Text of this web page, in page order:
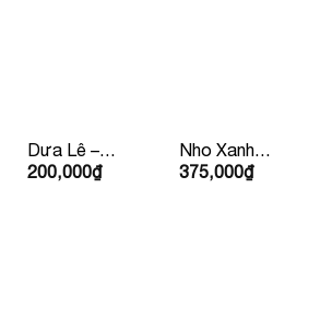
Dưa Lê –
Hàn Quốc
200,000₫
Nho Xanh
Bay Úc/ Mỹ
375,000₫